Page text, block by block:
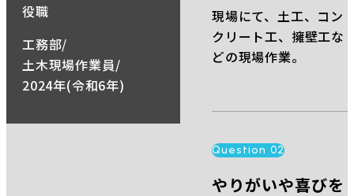
役職
工務部/
土木現場作業員/
2024年(令和6年)
現場にて、土工、コン
クリート工、擁壁工な
どの現場作業。
Question 02
やりがいや喜びを